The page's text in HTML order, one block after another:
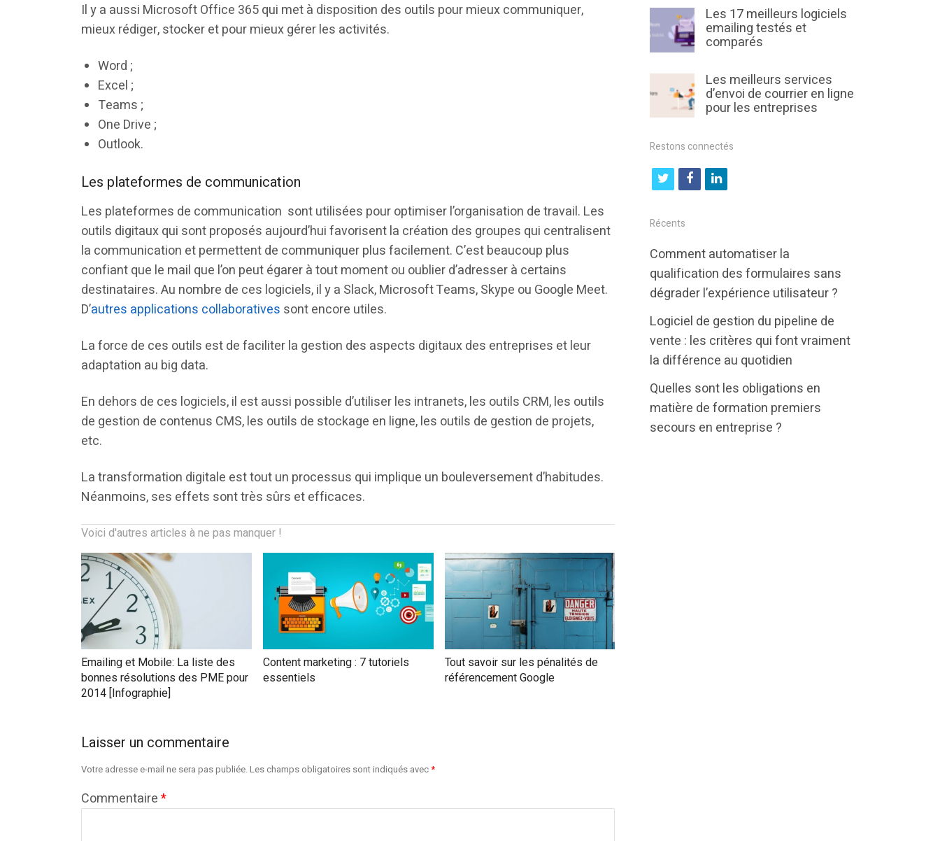
Il y a aussi Microsoft Office 365 qui met à disposition des outils pour mieux communiquer,
mieux rédiger, stocker et pour mieux gérer les activités.
Word ;
Excel ;
Teams ;
One Drive ;
Outlook.
Les plateformes de communication
Les plateformes de communication sont utilisées pour optimiser l’organisation de travail. Les
outils digitaux qui sont proposés aujourd’hui favorisent la création des groupes qui centralisent
la communication et permettent de communiquer plus facilement. C’est beaucoup plus
confiant que le mail que l’on peut égarer à tout moment ou oublier d’adresser à certains
destinataires. Au nombre de ces logiciels, il y a Slack, Microsoft Teams, Skype ou Google Meet.
D’autres applications collaboratives sont encore utiles.
La force de ces outils est de faciliter la gestion des aspects digitaux des entreprises et leur
adaptation au big data.
En dehors de ces logiciels, il est aussi possible d’utiliser les intranets, les outils CRM, les outils
de gestion de contenus CMS, les outils de stockage en ligne, les outils de gestion de projets,
etc.
La transformation digitale est tout un processus qui implique un bouleversement d’habitudes.
Néanmoins, ses effets sont très sûrs et efficaces.
Voici d'autres articles à ne pas manquer !
Emailing et Mobile: La liste des
bonnes résolutions des PME pour
2014 [Infographie]
Content marketing : 7 tutoriels
essentiels
Tout savoir sur les pénalités de
référencement Google
Laisser un commentaire
Votre adresse e-mail ne sera pas publiée.Les champs obligatoires sont indiqués avec*
Commentaire*
Les 17 meilleurs logiciels
emailing testés et
comparés
Les meilleurs services
d’envoi de courrier en ligne
pour les entreprises
Restons connectés
t
i
t
e
r
f
b
o
k
l
k
e
d
n
Récents
Comment automatiser la
qualification des formulaires sans
dégrader l’expérience utilisateur ?
Logiciel de gestion du pipeline de
vente : les critères qui font vraiment
la différence au quotidien
Quelles sont les obligations en
matière de formation premiers
secours en entreprise ?